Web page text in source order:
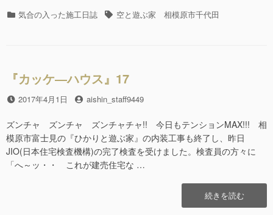
ウ
a
c
o
o
k
wi
tt
カ 気合の入った施工日誌
タ 空と遊ぶ家 相模原市千代田
『カッケ―ハウス』17
投
日
2017年4月1日
投
aishin_staff9449
ズンチャ ズンチャ ズンチャチャ!! 今日もテンションMAX!!! 相
模原市富士見の『ひかりと遊ぶ家』の内装工事も終了し、昨日
JIO(日本住宅検査機構)の完了検査を受けました。検査員の方々に
「へ～ッ・・ これが建売住宅な …
“『カ
ッ
続きを読む